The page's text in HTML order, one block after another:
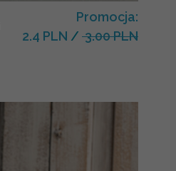
Promocja:
2.4 PLN / 3.00 PLN